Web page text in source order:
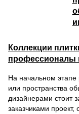
Коллекции
профессионалы
На начальном этапе
или пространства
дизайнерами стоит
заказчиками